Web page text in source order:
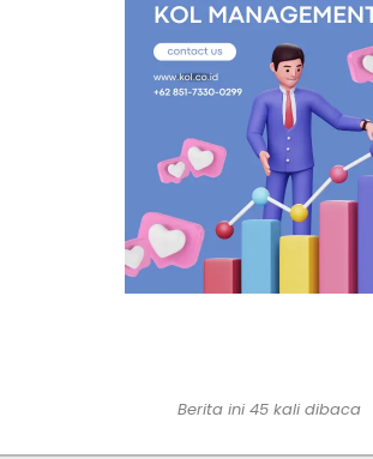
Berita ini 45 kali dibaca